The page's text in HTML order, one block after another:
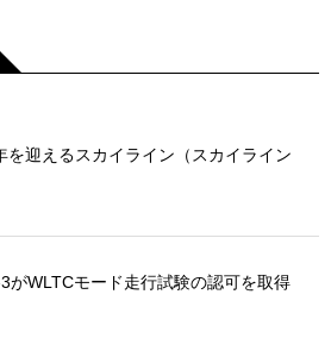
を迎えるスカイライン（スカイライン
がWLTCモード走行試験の認可を取得